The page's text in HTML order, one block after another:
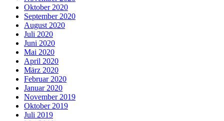
Oktober 2020
September 2020
August 2020
Juli 2020
Juni 2020
Mai 2020
April 2020
März 2020
Februar 2020
Januar 2020
November 2019
Oktober 2019
Juli 2019